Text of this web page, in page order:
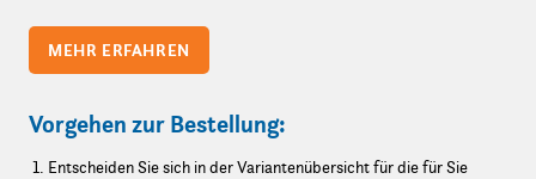
MEHR ERFAHREN
Vorgehen zur Bestellung:
Entscheiden Sie sich in der Variantenübersicht für die für Sie